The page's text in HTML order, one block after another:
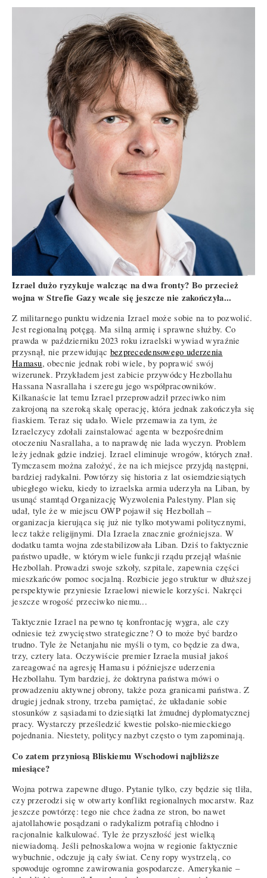
Izrael dużo ryzykuje walcząc na dwa fronty? Bo przecież
wojna w Strefie Gazy wcale się jeszcze nie zakończyła...
Z militarnego punktu widzenia Izrael może sobie na to pozwolić.
Jest regionalną potęgą. Ma silną armię i sprawne służby. Co
prawda w październiku 2023 roku izraelski wywiad wyraźnie
przysnął, nie przewidując bezprecedensowego uderzenia
Hamasu, obecnie jednak robi wiele, by poprawić swój
wizerunek. Przykładem jest zabicie przywódcy Hezbollahu
Hassana Nasrallaha i szeregu jego współpracowników.
Kilkanaście lat temu Izrael przeprowadził przeciwko nim
zakrojoną na szeroką skalę operację, która jednak zakończyła się
fiaskiem. Teraz się udało. Wiele przemawia za tym, że
Izraelczycy zdołali zainstalować agenta w bezpośrednim
otoczeniu Nasrallaha, a to naprawdę nie lada wyczyn. Problem
leży jednak gdzie indziej. Izrael eliminuje wrogów, których znał.
Tymczasem można założyć, że na ich miejsce przyjdą następni,
bardziej radykalni. Powtórzy się historia z lat osiemdziesiątych
ubiegłego wieku, kiedy to izraelska armia uderzyła na Liban, by
usunąć stamtąd Organizację Wyzwolenia Palestyny. Plan się
udał, tyle że w miejscu OWP pojawił się Hezbollah –
organizacja kierująca się już nie tylko motywami politycznymi,
lecz także religijnymi. Dla Izraela znacznie groźniejsza. W
dodatku tamta wojna zdestabilizowała Liban. Dziś to faktycznie
państwo upadłe, w którym wiele funkcji rządu przejął właśnie
Hezbollah. Prowadzi swoje szkoły, szpitale, zapewnia części
mieszkańców pomoc socjalną. Rozbicie jego struktur w dłuższej
perspektywie przyniesie Izraelowi niewiele korzyści. Nakręci
jeszcze wrogość przeciwko niemu...
Taktycznie Izrael na pewno tę konfrontację wygra, ale czy
odniesie też zwycięstwo strategiczne? O to może być bardzo
trudno. Tyle że Netanjahu nie myśli o tym, co będzie za dwa,
trzy, cztery lata. Oczywiście premier Izraela musiał jakoś
zareagować na agresję Hamasu i późniejsze uderzenia
Hezbollahu. Tym bardziej, że doktryna państwa mówi o
prowadzeniu aktywnej obrony, także poza granicami państwa. Z
drugiej jednak strony, trzeba pamiętać, że układanie sobie
stosunków z sąsiadami to dziesiątki lat żmudnej dyplomatycznej
pracy. Wystarczy prześledzić kwestie polsko-niemieckiego
pojednania. Niestety, politycy nazbyt często o tym zapominają.
Co zatem przyniosą Bliskiemu Wschodowi najbliższe
miesiące?
Wojna potrwa zapewne długo. Pytanie tylko, czy będzie się tliła,
czy przerodzi się w otwarty konflikt regionalnych mocarstw. Raz
jeszcze powtórzę: tego nie chce żadna ze stron, bo nawet
ajatollahowie posądzani o radykalizm potrafią chłodno i
racjonalnie kalkulować. Tyle że przyszłość jest wielką
niewiadomą. Jeśli pełnoskalowa wojna w regionie faktycznie
wybuchnie, odczuje ją cały świat. Ceny ropy wystrzelą, co
spowoduje ogromne zawirowania gospodarcze. Amerykanie –